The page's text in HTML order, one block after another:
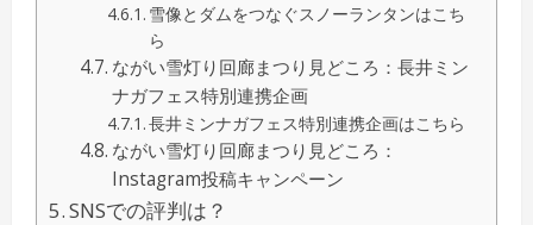
雪像とダムをつなぐスノーランタンはこち
ら
ながい雪灯り回廊まつり見どころ：長井ミン
ナガフェス特別連携企画
長井ミンナガフェス特別連携企画はこちら
ながい雪灯り回廊まつり見どころ：
Instagram投稿キャンペーン
SNSでの評判は？